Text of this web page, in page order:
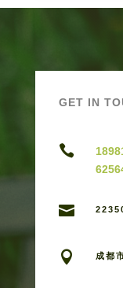
GET IN


 成都